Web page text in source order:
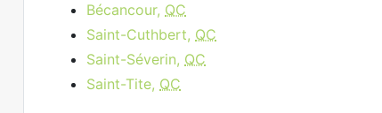
Bécancour, QC
Saint-Cuthbert, QC
Saint-Séverin, QC
Saint-Tite, QC